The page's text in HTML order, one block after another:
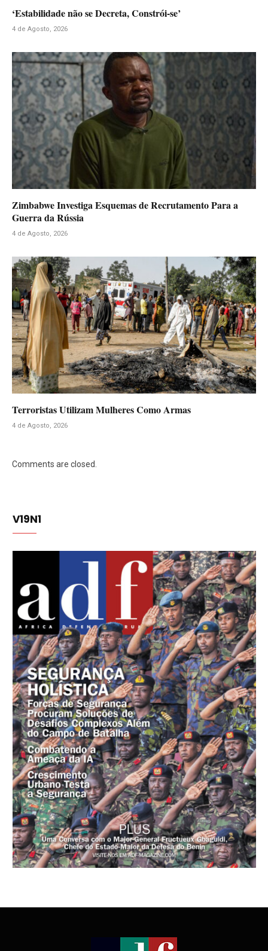
‘Estabilidade não se Decreta, Constrói-se’
4 de Agosto, 2026
Zimbabwe Investiga Esquemas de Recrutamento Para a
Guerra da Rússia
4 de Agosto, 2026
Terroristas Utilizam Mulheres Como Armas
4 de Agosto, 2026
Comments are closed.
V19N1